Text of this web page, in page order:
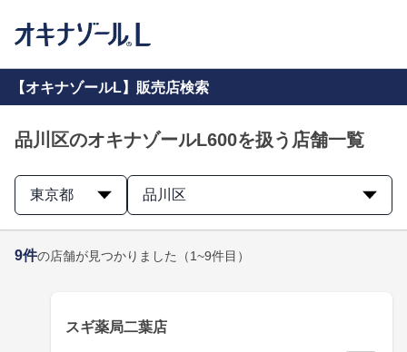
【オキナゾールL】販売店検索
品川区のオキナゾールL600を扱う店舗一覧
東京都 品川区
9件の店舗が見つかりました （1~9件目）
スギ薬局二葉店